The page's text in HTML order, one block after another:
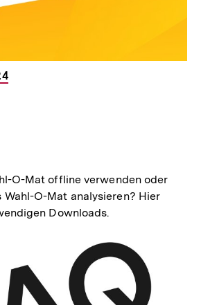
O-Mat offline verwenden oder
O-Mat analysieren? Hier
Downloads.